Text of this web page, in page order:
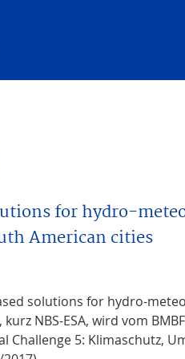
Hamburg
for hydro-
American cities
solutions for hydro-
NBS-ESA, wird vom
Challenge 5: Klimaschutz,